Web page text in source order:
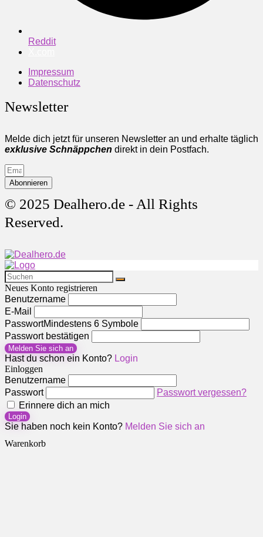
Reddit
Impressum
Datenschutz
Newsletter
Melde dich jetzt für unseren Newsletter an und erhalte täglich
exklusive Schnäppchen direkt in dein Postfach.
Abonnieren
© 2025 Dealhero.de - All Rights
Reserved.
Neues Konto registrieren
Benutzername
E-Mail
PasswortMindestens 6 Symbole
Passwort bestätigen
Melden Sie sich an
Hast du schon ein Konto? Login
Einloggen
Benutzername
Passwort
Passwort vergessen?
Erinnere dich an mich
Login
Sie haben noch kein Konto? Melden Sie sich an
Warenkorb